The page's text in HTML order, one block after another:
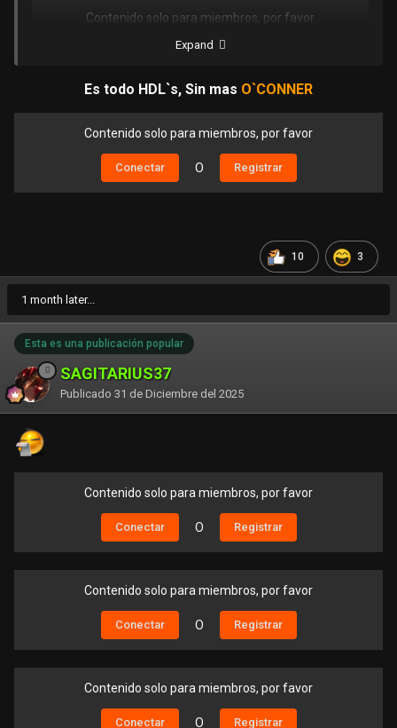
Contenido solo para miembros, por favor
O
Contenido solo para miembros, por favor
Registrar
Conectar
Expand
Es todo HDL`s, Sin mas O`CONNER
Contenido solo para miembros, por favor
Conectar O Registrar
10 3
1 month later...
Esta es una publicación popular
SAGITARIUS37
Publicado 31 de Diciembre del 2025
Contenido solo para miembros, por favor
Conectar O Registrar
Contenido solo para miembros, por favor
Conectar O Registrar
Contenido solo para miembros, por favor
Conectar O Registrar